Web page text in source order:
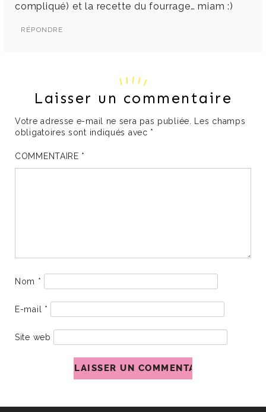
compliqué) et la recette du fourrage… miam :)
RÉPONDRE
Laisser un commentaire
Votre adresse e-mail ne sera pas publiée. Les champs
obligatoires sont indiqués avec *
COMMENTAIRE *
Nom *
E-mail *
Site web